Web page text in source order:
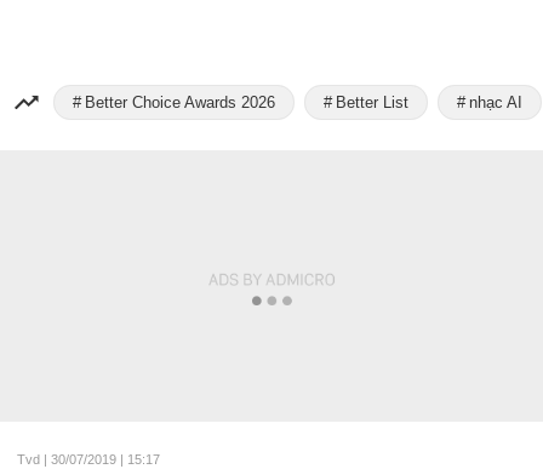
Better Choice Awards 2026 Better List nhạc AI
Tvd | 30/07/2019 | 15:17